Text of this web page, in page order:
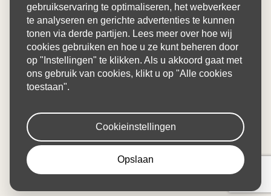
gebruikservaring te optimaliseren, het webverkeer
te analyseren en gerichte advertenties te kunnen
tonen via derde partijen. Lees meer over hoe wij
cookies gebruiken en hoe u ze kunt beheren door
op "Instellingen" te klikken. Als u akkoord gaat met
ons gebruik van cookies, klikt u op "Alle cookies
toestaan".
Cookieinstellingen
Opslaan